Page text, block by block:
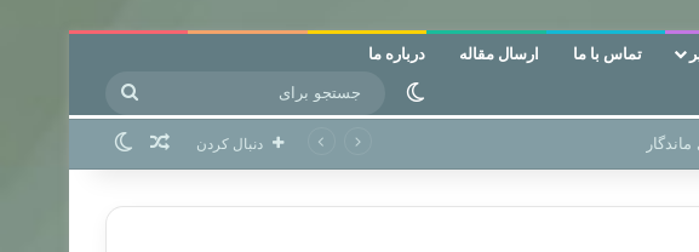
تماس با ما ارسال مقاله درباره ما
تغییر پوسته
برای دنبال کردن نوشته تصادفی